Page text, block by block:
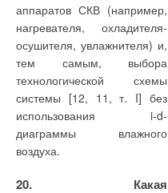
аппаратов СКВ (например,
нагревателя, охладителя-
осушителя, увлажнителя) и,
тем самым, выбора
технологической схемы
системы [12, 11, т. I] без
использования i-d-
диаграммы влажного
воздуха.
20. Какая
Аналогичные затраты в
баллонные системы
газоснабжения (З
, руб/т)
(З бГНС
транспорту (З
внутриквартирным
приведены в табл. 1-2.
Безнапорный режим
фильтрования (потери
напора ΔН < 0,4 м вод. ст.)
устойчиво сохраняется до
Нормативная